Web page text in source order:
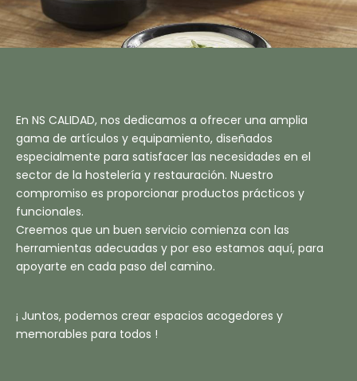
En NS CALIDAD, nos dedicamos a ofrecer una amplia
gama de artículos y equipamiento, diseñados
especialmente para satisfacer las necesidades en el
sector de la hostelería y restauración. Nuestro
compromiso es proporcionar productos prácticos y
funcionales.
Creemos que un buen servicio comienza con las
herramientas adecuadas y por eso estamos aquí, para
apoyarte en cada paso del camino.
¡ Juntos, podemos crear espacios acogedores y
memorables para todos !